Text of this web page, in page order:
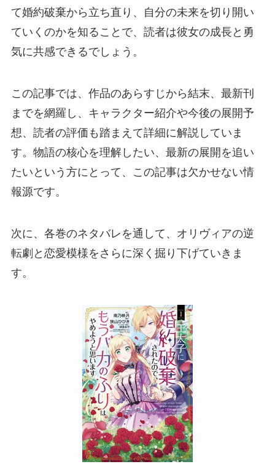
て婚約破棄から立ち直り、自分の未来を切り開い
ていくのかを知ることで、読者は彼女の成長と勇
気に共感できるでしょう。
この記事では、作品のあらすじから結末、最新刊
までを網羅し、キャラクター紹介や今後の展開予
想、読者の評価も踏まえて詳細に解説していま
す。物語の核心を理解したい、最新の展開を追い
たいという方にとって、この記事は欠かせない情
報源です。
次に、各巻のネタバレを通して、オリヴィアの逆
転劇と恋愛模様をさらに深く掘り下げていきま
す。